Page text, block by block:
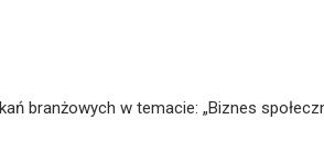
branżowych w temacie: „Biznes